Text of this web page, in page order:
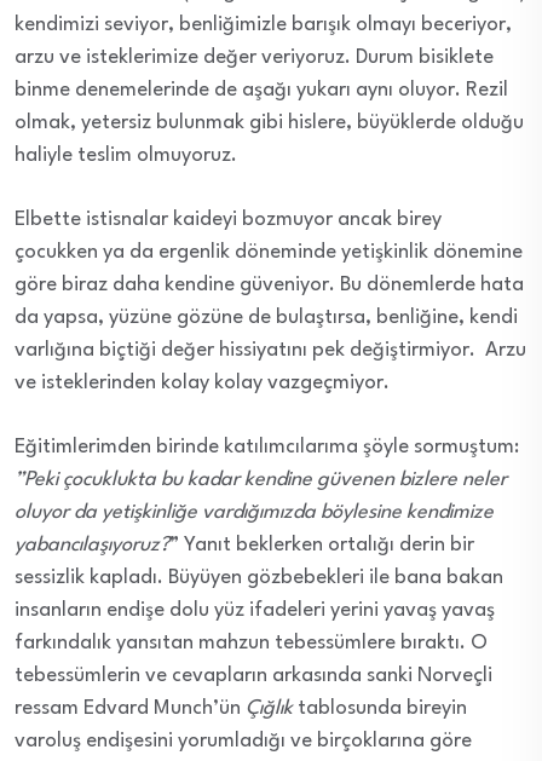
kendimizi seviyor, benliğimizle barışık olmayı beceriyor,
arzu ve isteklerimize değer veriyoruz. Durum bisiklete
binme denemelerinde de aşağı yukarı aynı oluyor. Rezil
olmak, yetersiz bulunmak gibi hislere, büyüklerde olduğu
haliyle teslim olmuyoruz.
Elbette istisnalar kaideyi bozmuyor ancak birey
çocukken ya da ergenlik döneminde yetişkinlik dönemine
göre biraz daha kendine güveniyor. Bu dönemlerde hata
da yapsa, yüzüne gözüne de bulaştırsa, benliğine, kendi
varlığına biçtiği değer hissiyatını pek değiştirmiyor. Arzu
ve isteklerinden kolay kolay vazgeçmiyor.
Eğitimlerimden birinde katılımcılarıma şöyle sormuştum:
”Peki çocuklukta bu kadar kendine güvenen bizlere neler
oluyor da yetişkinliğe vardığımızda böylesine kendimize
yabancılaşıyoruz?” Yanıt beklerken ortalığı derin bir
sessizlik kapladı. Büyüyen gözbebekleri ile bana bakan
insanların endişe dolu yüz ifadeleri yerini yavaş yavaş
farkındalık yansıtan mahzun tebessümlere bıraktı. O
tebessümlerin ve cevapların arkasında sanki Norveçli
ressam Edvard Munch’ün Çığlık tablosunda bireyin
varoluş endişesini yorumladığı ve birçoklarına göre